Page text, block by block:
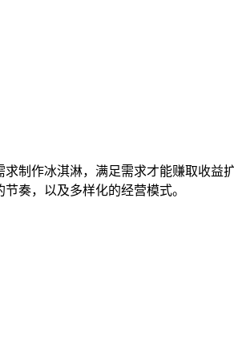
求制作冰淇淋，满足需求才能赚取收
奏，以及多样化的经营模式。